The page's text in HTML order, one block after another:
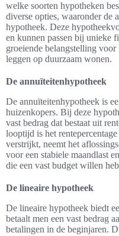
welke soorten hypotheken
diverse opties, waaronder de
hypotheek. Deze
en kunnen passen bij unieke
groeiende belangstelling
leggen op duurzaam wonen.
De annuïteitenhypotheek
De annuïteitenhypotheek is
huizenkopers. Bij deze
vast bedrag dat bestaat uit
looptijd is het
verstrijkt, neemt het
voor een stabiele maandlast
die een vast budget willen
De lineaire hypotheek
De lineaire hypotheek biedt
betaalt men een vast bedrag
betalingen in de beginjaren.